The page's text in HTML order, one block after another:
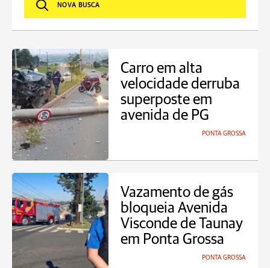
Carro em alta
velocidade derruba
superposte em
avenida de PG
PONTA GROSSA
Vazamento de gás
bloqueia Avenida
Visconde de Taunay
em Ponta Grossa
PONTA GROSSA